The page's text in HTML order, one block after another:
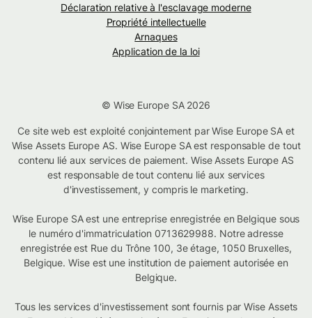
Déclaration relative à l'esclavage moderne
Propriété intellectuelle
Arnaques
Application de la loi
© Wise Europe SA 2026
Ce site web est exploité conjointement par Wise Europe SA et
Wise Assets Europe AS. Wise Europe SA est responsable de tout
contenu lié aux services de paiement. Wise Assets Europe AS
est responsable de tout contenu lié aux services
d'investissement, y compris le marketing.
Wise Europe SA est une entreprise enregistrée en Belgique sous
le numéro d'immatriculation 0713629988. Notre adresse
enregistrée est Rue du Trône 100, 3e étage, 1050 Bruxelles,
Belgique. Wise est une institution de paiement autorisée en
Belgique.
Tous les services d'investissement sont fournis par Wise Assets